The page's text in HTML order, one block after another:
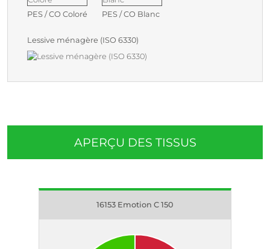
PES / CO Coloré PES / CO Blanc
Lessive ménagère (ISO 6330)
APERÇU DES TISSUS
16153 Emotion C 150